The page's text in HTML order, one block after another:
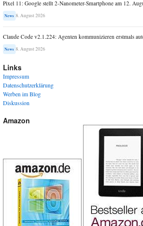
Pixel 11: Google stellt 2-Nanometer-Smartphone am 12.
News 8. August 2026
Claude Code v2.1.224: Agenten kommunizieren erstmals
News 8. August 2026
Links
Impressum
Datenschutzerklärung
Werben im Blog
Diskussion
Amazon